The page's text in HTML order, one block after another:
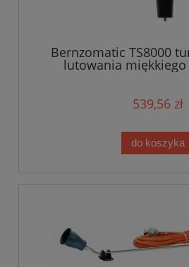
Bernzomatic TS8000
lutowania
539,56 zł
do koszyka